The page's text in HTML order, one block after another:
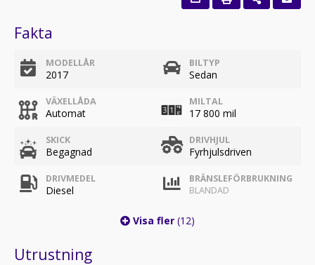
Fakta
MODELLÅR
2017
BILTYP
Sedan
VÄXELLÅDA
Automat
MILTAL
17 800 mil
SKICK
Begagnad
DRIVHJUL
Fyrhjulsdriven
DRIVMEDEL
Diesel
BRÄNSLEFÖRBRUKNING
BLANDAD
Visa fler (12)
Utrustning